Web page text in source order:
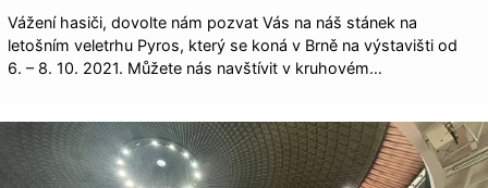
Vážení hasiči, dovolte nám pozvat Vás na náš stánek na
letošním veletrhu Pyros, který se koná v Brně na výstavišti od
6. – 8. 10. 2021. Můžete nás navštívit v kruhovém…